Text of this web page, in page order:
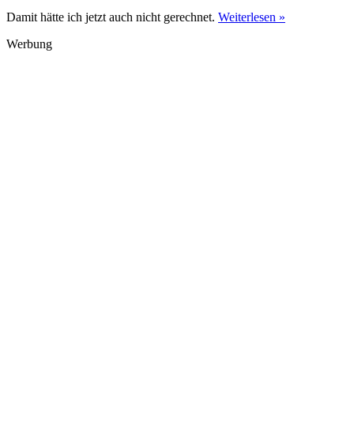
Damit hätte ich jetzt auch nicht gerechnet. Weiterlesen »
Werbung